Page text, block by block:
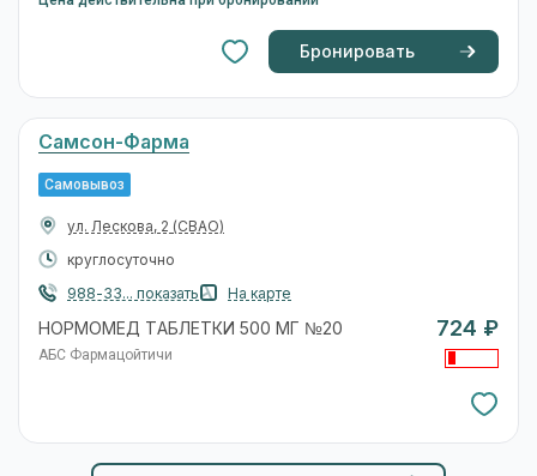
Бронировать
Самсон-Фарма
Самовывоз
ул. Лескова, 2 (СВАО)
круглосуточно
988-33... показать
На карте
НОРМОМЕД ТАБЛЕТКИ 500 МГ №20
АБС Фармацойтичи
724 ₽